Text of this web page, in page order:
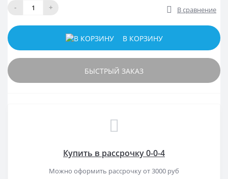
- +
В сравнение
В КОРЗИНУ
БЫСТРЫЙ ЗАКАЗ
Купить в рассрочку 0-0-4
Можно оформить рассрочку от 3000 руб